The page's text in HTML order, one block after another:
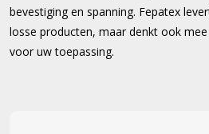
bevestiging en spanning. Fepatex
losse producten, maar denkt ook
voor uw toepassing.